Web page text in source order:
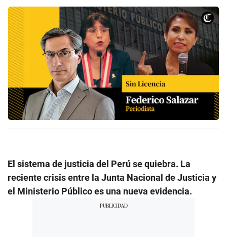
El sistema de justicia del Perú se quiebra. La
reciente crisis entre la Junta Nacional de Justicia y
el Ministerio Público es una nueva evidencia.